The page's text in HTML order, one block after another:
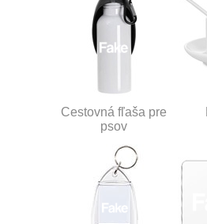
Cestovná fľaša pre
psov